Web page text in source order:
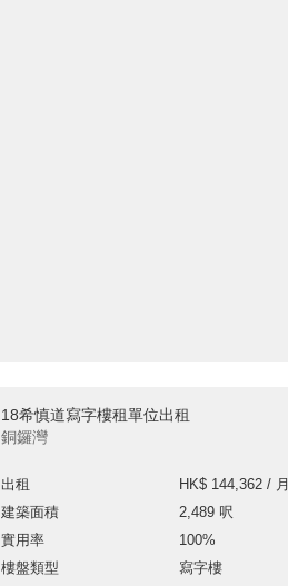
18希慎道寫字樓租單位出租
銅鑼灣
出租
HK$ 144,362 / 月
建築面積
2,489 呎
實用率
100%
樓盤類型
寫字樓